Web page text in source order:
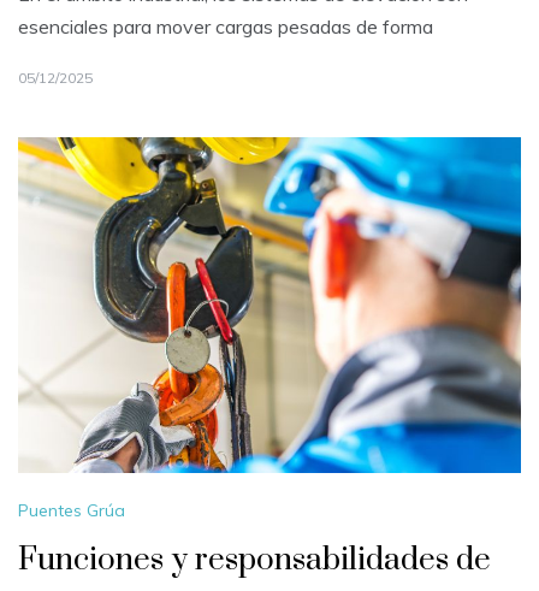
esenciales para mover cargas pesadas de forma
05/12/2025
Puentes Grúa
Funciones y responsabilidades de